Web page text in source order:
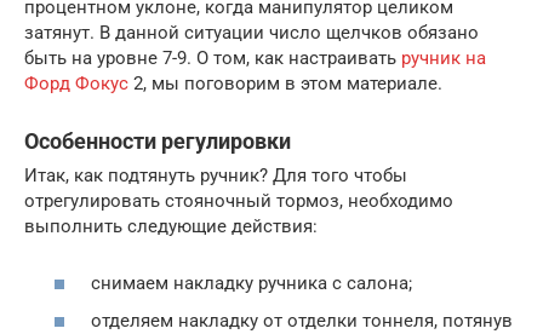
процентном уклоне, когда манипулятор целиком
затянут. В данной ситуации число щелчков обязано
быть на уровне 7-9. О том, как настраивать ручник на
Форд Фокус 2, мы поговорим в этом материале.
Особенности регулировки
Итак, как подтянуть ручник? Для того чтобы
отрегулировать стояночный тормоз, необходимо
выполнить следующие действия:
снимаем накладку ручника с салона;
отделяем накладку от отделки тоннеля, потянув